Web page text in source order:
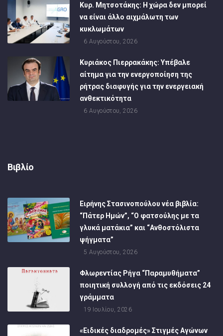
Κυρ. Μητσοτάκης: Η χώρα δεν μπορεί
να είναι άλλο αιχμάλωτη των
κυκλωμάτων
6 Αυγούστου, 2026
Κυριάκος Πιερρακάκης: Υπέβαλε
αίτημα για την ενεργοποίηση της
ρήτρας διαφυγής για την ενεργειακή
ανθεκτικότητα
6 Αυγούστου, 2026
Βιβλίο
Ειρήνης Στασινοπούλου νέα βιβλία:
“Πάτερ Ημών”, “Ο φατσούλης με τα
γλυκά ματάκια” και “Ανθοστόλιστα
ψήγματα”
5 Αυγούστου, 2026
Φλωρεντίας Ρήγα “Παραμυθήματα”
ποιητική συλλογή από τις εκδόσεις 24
γράμματα
19 Ιουλίου, 2026
«Ειδικές διαδρομές» Στιγμές Αγώνων